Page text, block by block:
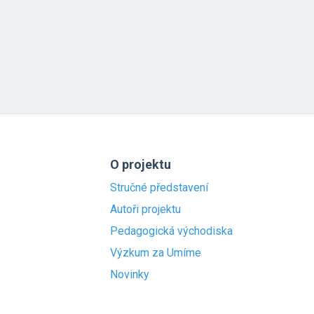
O projektu
Stručné představení
Autoři projektu
Pedagogická východiska
Výzkum za Umíme
Novinky